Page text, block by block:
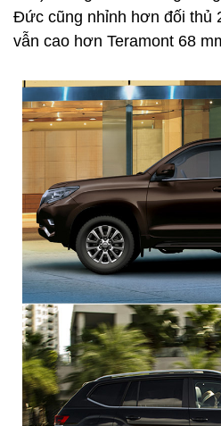
Đức cũng nhỉnh hơn đối thủ
vẫn cao hơn Teramont 68